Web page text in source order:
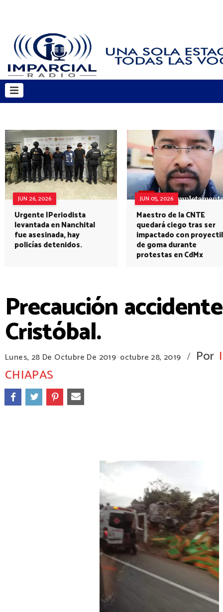
JUN 26, 2026
Urgente |Periodista
levantada en Nanchital
fue asesinada, hay
policías detenidos.
JUN 05, 2026
Maestro de la CNTE
quedará ciego tras ser
impactado con proyectil
de goma durante
protestas en CdMx
Precaución
Cristóbal.
Lunes, 28 De Octubre De 2019 octubre 28, 2019 / Por
CHIAPAS